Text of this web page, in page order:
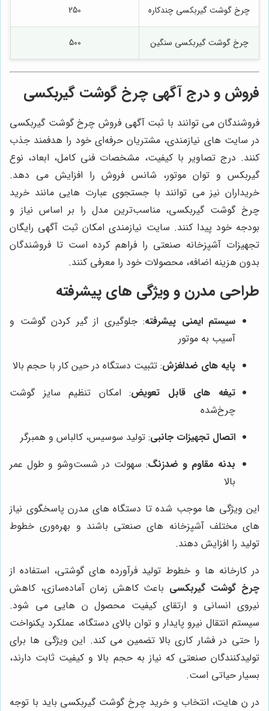
چرخ گوشت گیربکسی چندکاره 250
چرخ گوشت گیربکسی سنگین 500
فروش و درج آگهی چرخ گوشت گیربکسی
فروشندگان می توانند با ثبت آگهی فروش چرخ گوشت گیربکسی
در سایت‌ های نیازمندی، مشتریان حرفه‌ای خود را هدفمند جذب
کنند. درج تصاویر با کیفیت، مشخصات فنی کامل، ابعاد، نوع
گیربکس و توان موتور، شانس فروش را افزایش می دهد.
خریداران نیز می توانند با جستجوی عبارت‌ هایی مانند خرید
چرخ گوشت گیربکسی، مناسب‌ترین مدل را بر اساس نیاز و
بودجه خود پیدا کنند. سایت نیازمندی امکان ثبت آگهی رایگان
تجهیزات آشپزخانه صنعتی را فراهم کرده است تا فروشندگان
بدون هزینه اضافه، محصولات خود را معرفی کنند.
طراحی مدرن و ویژگی‌ های پیشرفته
سیستم ایمنی پیشرفته: جلوگیری از گیر کردن گوشت و
آسیب به موتور
پایه‌ های ضدلغزش: تثبیت دستگاه در حین کار با حجم بالا
تیغه‌ های قابل تعویض: امکان تنظیم سایز گوشت
چرخ‌شده
اتصال تجهیزات جانبی: تولید سوسیس، کالباس و همبرگر
بدنه مقاوم و ضدزنگ: سهولت در شست‌وشو و طول عمر
بالا
این ویژگی‌ ها موجب شده تا دستگاه‌ های مدرن پاسخگوی نیاز
های مختلف آشپزخانه‌ های صنعتی باشند و بهره‌وری خطوط
تولید را افزایش دهند.
در کارخانه‌ ها و خطوط تولید فرآورده‌ های گوشتی، استفاده از
چرخ گوشت گیربکسی باعث کاهش زمان آماده‌سازی، کاهش
نیروی انسانی و ارتقای کیفیت محصول ن هایی می شود.
سیستم انتقال نیرو پایدار و توان بالای دستگاه، عملکرد یکنواخت
را حتی در فشار کاری بالا تضمین می کند. این ویژگی‌ ها برای
تولیدکنندگان صنعتی که نیاز به حجم بالا و کیفیت ثابت دارند،
بسیار حیاتی است.
در ن هایت، انتخاب و خرید چرخ گوشت گیربکسی باید با توجه